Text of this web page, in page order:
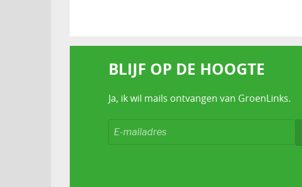
BLIJF OP DE HOOGTE
Ja, ik wil mails ontvangen van GroenLinks.